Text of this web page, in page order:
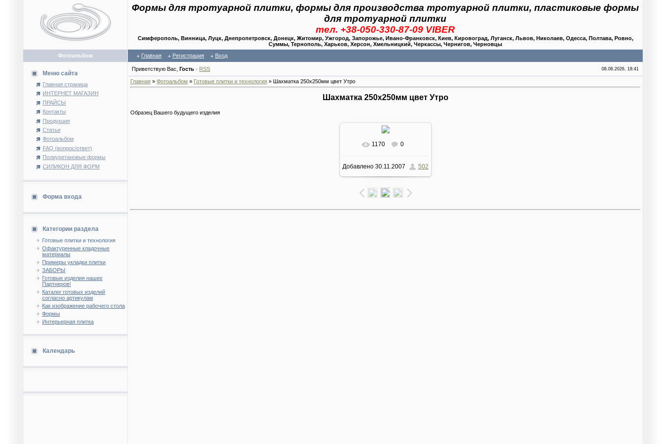
Формы для тротуарной плитки, формы для производства тротуарной плитки, пластиковые формы
для тротуарной плитки
тел. +38-050-330-87-09 VIBER
Симферополь, Винница, Луцк, Днепропетровск, Донецк, Житомир, Ужгород, Запорожье, Ивано-Франковск, Киев, Кировоград, Луганск, Львов, Николаев, Одесса, Полтава, Ровно,
Суммы, Тернополь, Харьков, Херсон, Хмельницкий, Черкассы, Чернигов, Черновцы
Фотоальбом
Главная Регистрация Вход
Меню сайта
Главная страница
ИНТЕРНЕТ МАГАЗИН
ПРАЙСЫ
Контакты
Продукция
Статьи
Фотоальбом
FAQ (вопрос/ответ)
Полиуретановые формы
СИЛИКОН ДЛЯ ФОРМ
Форма входа
Категории раздела
Готовые плитки и технология
Офактуренные кладочные
материалы
Примеры укладки плитки
ЗАБОРЫ
Готовые изделия наших
Партнеров!
Каталог готовых изделий
согласно артикулам
Как изображение рабочего стола
Формы
Интерьерная плитка
Календарь
Приветствую Вас Гость · RSS 08.08.2026, 18:41
Главная » Фотоальбом » Готовые плитки и технология » Шахматка 250х250мм цвет Утро
Шахматка 250х250мм цвет Утро
Образец Вашего будущего изделия
1170 0
Добавлено30.11.2007 502